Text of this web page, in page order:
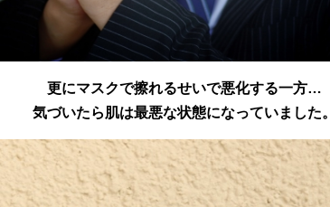
更にマスクで擦れるせいで悪化する一方…
気づいたら肌は最悪な状態になっていました。